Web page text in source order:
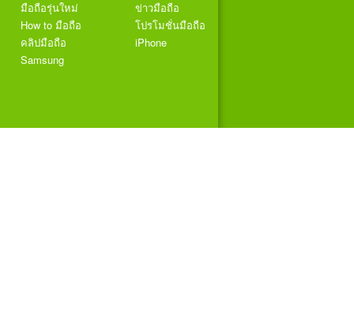
มือถือรุ่นใหม่
ข่าวมือถือ
How to มือถือ
โปรโมชั่นมือถือ
คลิปมือถือ
iPhone
Samsung